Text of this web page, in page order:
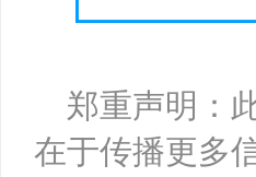
郑重声明：
在于传播更多